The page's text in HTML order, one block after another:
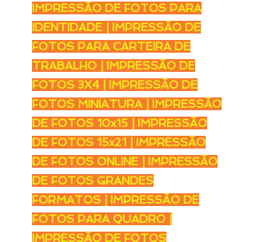
IMPRESSÃO DE FOTOS PARA
IDENTIDADE | IMPRESSÃO DE
FOTOS PARA CARTEIRA DE
TRABALHO | IMPRESSÃO DE
FOTOS 3X4 | IMPRESSÃO DE
FOTOS MINIATURA | IMPRESSÃO
DE FOTOS 10x15 | IMPRESSÃO
DE FOTOS 15x21 | IMPRESSÃO
DE FOTOS ONLINE | IMPRESSÃO
DE FOTOS GRANDES
FORMATOS | IMPRESSÃO DE
FOTOS PARA QUADRO |
IMPRESSÃO DE FOTOS